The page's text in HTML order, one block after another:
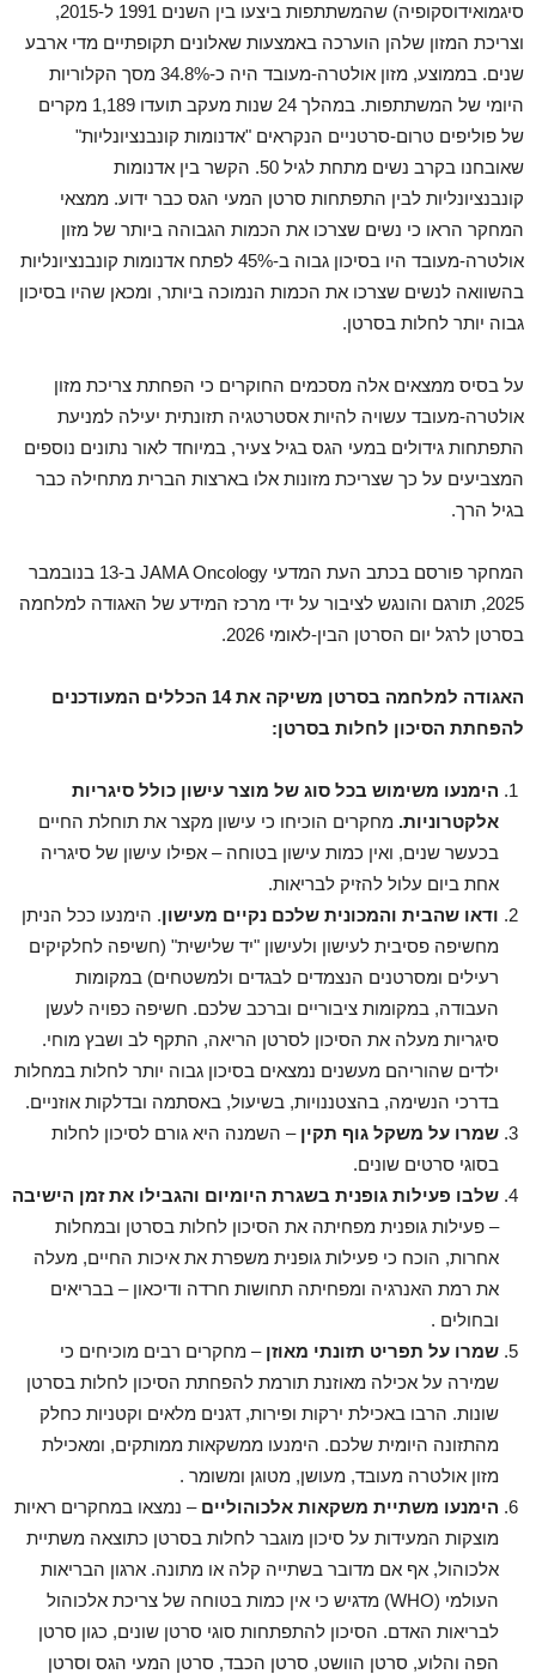
סיגמואידוסקופיה) שהמשתתפות ביצעו בין השנים 1991 ל-2015,
וצריכת המזון שלהן הוערכה באמצעות שאלונים תקופתיים מדי ארבע
שנים. בממוצע, מזון אולטרה-מעובד היה כ-34.8% מסך הקלוריות
היומי של המשתתפות. במהלך 24 שנות מעקב תועדו 1,189 מקרים
של פוליפים טרום-סרטניים הנקראים "אדנומות קונבנציונליות"
שאובחנו בקרב נשים מתחת לגיל 50. הקשר בין אדנומות
קונבנציונליות לבין התפתחות סרטן המעי הגס כבר ידוע. ממצאי
המחקר הראו כי נשים שצרכו את הכמות הגבוהה ביותר של מזון
אולטרה-מעובד היו בסיכון גבוה ב-45% לפתח אדנומות קונבנציונליות
בהשוואה לנשים שצרכו את הכמות הנמוכה ביותר, ומכאן שהיו בסיכון
גבוה יותר לחלות בסרטן.
על בסיס ממצאים אלה מסכמים החוקרים כי הפחתת צריכת מזון
אולטרה-מעובד עשויה להיות אסטרטגיה תזונתית יעילה למניעת
התפתחות גידולים במעי הגס בגיל צעיר, במיוחד לאור נתונים נוספים
המצביעים על כך שצריכת מזונות אלו בארצות הברית מתחילה כבר
בגיל הרך.
המחקר פורסם בכתב העת המדעי JAMA Oncology ב-13 בנובמבר
2025, תורגם והונגש לציבור על ידי מרכז המידע של האגודה למלחמה
בסרטן לרגל יום הסרטן הבין-לאומי 2026.
האגודה למלחמה בסרטן משיקה את 14 הכללים המעודכנים
להפחתת הסיכון לחלות בסרטן:
הימנעו משימוש בכל סוג של מוצר עישון כולל סיגריות
אלקטרוניות. מחקרים הוכיחו כי עישון מקצר את תוחלת החיים
בכעשר שנים, ואין כמות עישון בטוחה – אפילו עישון של סיגריה
אחת ביום עלול להזיק לבריאות.
ודאו שהבית והמכונית שלכם נקיים מעישון. הימנעו ככל הניתן
מחשיפה פסיבית לעישון ולעישון "יד שלישית" (חשיפה לחלקיקים
רעילים ומסרטנים הנצמדים לבגדים ולמשטחים) במקומות
העבודה, במקומות ציבוריים וברכב שלכם. חשיפה כפויה לעשן
סיגריות מעלה את הסיכון לסרטן הריאה, התקף לב ושבץ מוחי.
ילדים שהוריהם מעשנים נמצאים בסיכון גבוה יותר לחלות במחלות
בדרכי הנשימה, בהצטננויות, בשיעול, באסתמה ובדלקות אוזניים.
שמרו על משקל גוף תקין – השמנה היא גורם לסיכון לחלות
בסוגי סרטים שונים.
שלבו פעילות גופנית בשגרת היומיום והגבילו את זמן הישיבה
– פעילות גופנית מפחיתה את הסיכון לחלות בסרטן ובמחלות
אחרות, הוכח כי פעילות גופנית משפרת את איכות החיים, מעלה
את רמת האנרגיה ומפחיתה תחושות חרדה ודיכאון – בבריאים
ובחולים .
שמרו על תפריט תזונתי מאוזן – מחקרים רבים מוכיחים כי
שמירה על אכילה מאוזנת תורמת להפחתת הסיכון לחלות בסרטן
שונות. הרבו באכילת ירקות ופירות, דגנים מלאים וקטניות כחלק
מהתזונה היומית שלכם. הימנעו ממשקאות ממותקים, ומאכילת
מזון אולטרה מעובד, מעושן, מטוגן ומשומר .
הימנעו משתיית משקאות אלכוהוליים – נמצאו במחקרים ראיות
מוצקות המעידות על סיכון מוגבר לחלות בסרטן כתוצאה משתיית
אלכוהול, אף אם מדובר בשתייה קלה או מתונה. ארגון הבריאות
העולמי (WHO) מדגיש כי אין כמות בטוחה של צריכת אלכוהול
לבריאות האדם. הסיכון להתפתחות סוגי סרטן שונים, כגון סרטן
הפה והלוע, סרטן הוושט, סרטן הכבד, סרטן המעי הגס וסרטן